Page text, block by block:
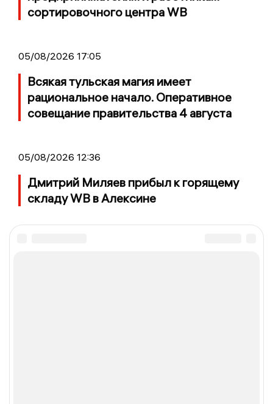
сортировочного центра WB
05/08/2026 17:05
Всякая тульская магия имеет
рациональное начало. Оперативное
совещание правительства 4 августа
05/08/2026 12:36
Дмитрий Миляев прибыл к горящему
складу WB в Алексине